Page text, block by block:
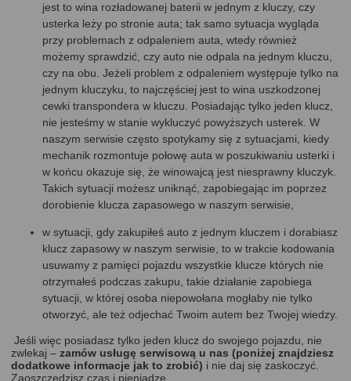
jest to wina rozładowanej baterii w jednym z kluczy, czy
usterka leży po stronie auta; tak samo sytuacja wygląda
przy problemach z odpaleniem auta, wtedy również
możemy sprawdzić, czy auto nie odpala na jednym kluczu,
czy na obu. Jeżeli problem z odpaleniem występuje tylko na
jednym kluczyku, to najczęściej jest to wina uszkodzonej
cewki transpondera w kluczu. Posiadając tylko jeden klucz,
nie jesteśmy w stanie wykluczyć powyższych usterek. W
naszym serwisie często spotykamy się z sytuacjami, kiedy
mechanik rozmontuje połowę auta w poszukiwaniu usterki i
w końcu okazuje się, że winowajcą jest niesprawny kluczyk.
Takich sytuacji możesz uniknąć, zapobiegając im poprzez
dorobienie klucza zapasowego w naszym serwisie,
w sytuacji, gdy zakupiłeś auto z jednym kluczem i dorabiasz
klucz zapasowy w naszym serwisie, to w trakcie kodowania
usuwamy z pamięci pojazdu wszystkie klucze których nie
otrzymałeś podczas zakupu, takie działanie zapobiega
sytuacji, w której osoba niepowołana mogłaby nie tylko
otworzyć, ale też odjechać Twoim autem bez Twojej wiedzy.
Jeśli więc posiadasz tylko jeden klucz do swojego pojazdu, nie
zwlekaj – zamów usługę serwisową u nas (poniżej znajdziesz
dodatkowe informacje jak to zrobić) i nie daj się zaskoczyć.
Zaoszczędzisz czas i pieniądze.